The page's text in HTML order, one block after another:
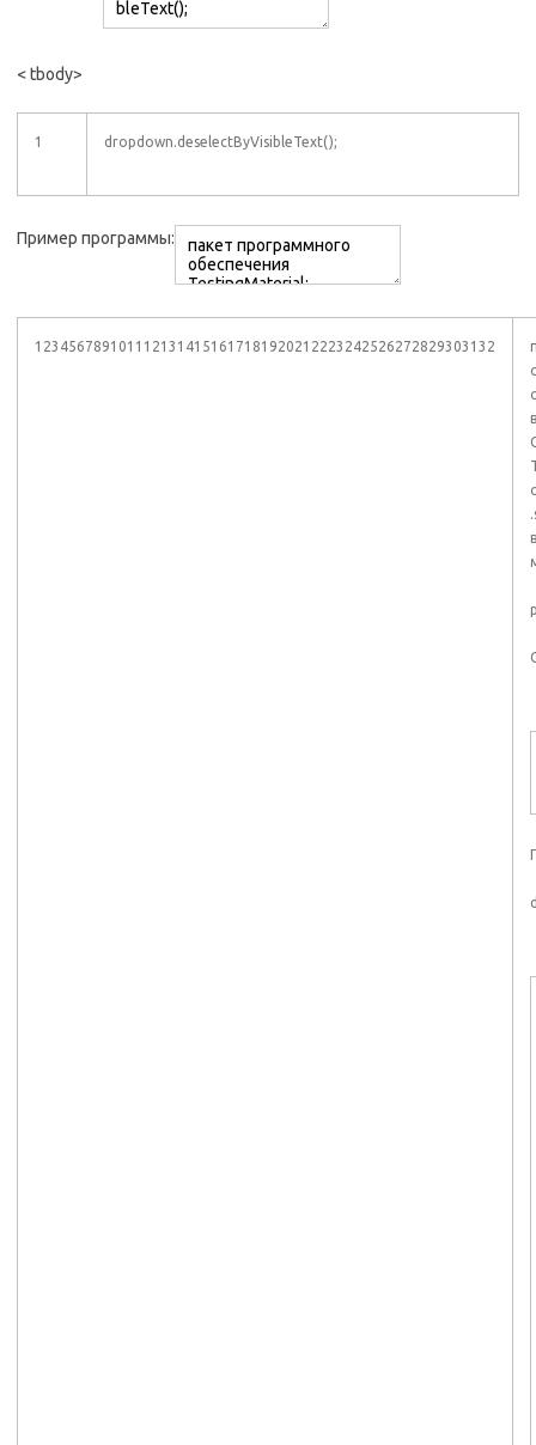
< tbody>
1 dropdown.deselectByVisibleText();
Пример программы:
1234567891011121314151617181920212223242526272829303132